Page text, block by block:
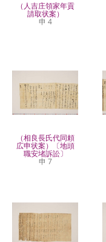
（人吉庄領家年貢
請取状案）
申 4
（相良長氏代同頼
広申状案）〔地頭
職安堵訴訟〕
申 7